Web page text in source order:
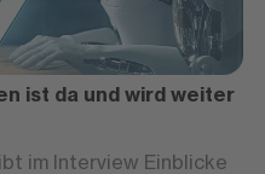
ist da und wird weiter
im Interview Einblicke